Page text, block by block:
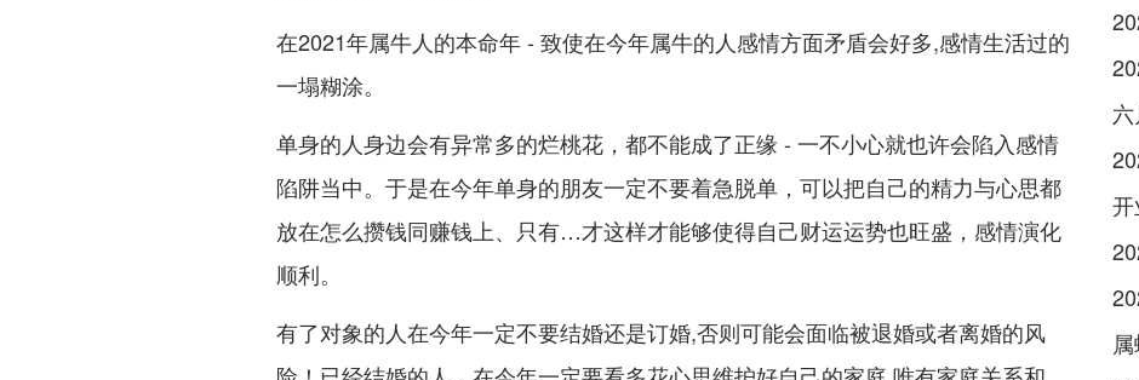
在2021年属牛人的本命年 - 致使在今年属牛的人感情方面矛盾会好多,感情生活过的
一塌糊涂。
单身的人身边会有异常多的烂桃花，都不能成了正缘 - 一不小心就也许会陷入感情
陷阱当中。于是在今年单身的朋友一定不要着急脱单，可以把自己的精力与心思都
放在怎么攒钱同赚钱上、只有…才这样才能够使得自己财运运势也旺盛，感情演化
顺利。
有了对象的人在今年一定不要结婚还是订婚,否则可能会面临被退婚或者离婚的风